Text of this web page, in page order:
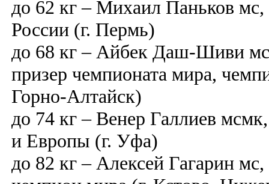
до 62 кг – Михаил Паньков
России (г. Пермь)
до 68 кг – Айбек Даш-Шиви
призер чемпионата мира,
Горно-Алтайск)
до 74 кг – Венер Галлиев
и Европы (г. Уфа)
до 82 кг – Алексей Гагарин